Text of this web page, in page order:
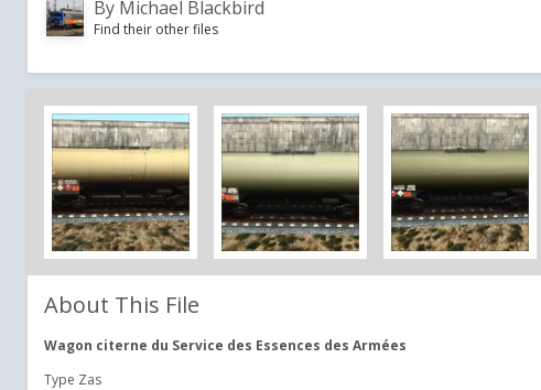
By Michael Blackbird
Find their other files
About This File
Wagon citerne du Service des Essences des Armées
Type Zas